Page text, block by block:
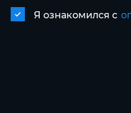
Я ознакомился с